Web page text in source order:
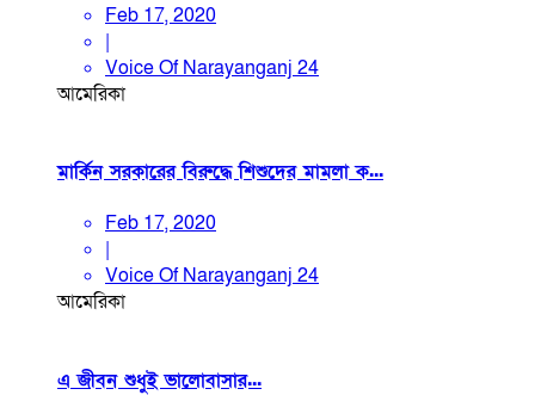
Feb 17, 2020
|
Voice Of Narayanganj 24
আমেরিকা
মার্কিন সরকারের বিরুদ্ধে শিশুদের মামলা ক...
Feb 17, 2020
|
Voice Of Narayanganj 24
আমেরিকা
এ জীবন শুধুই ভালোবাসার...